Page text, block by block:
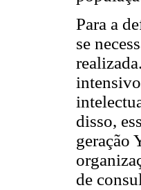
Para a
se
disso,
geração
de